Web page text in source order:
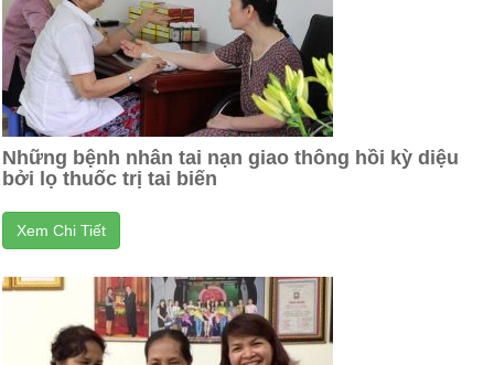
Những bệnh nhân tai nạn giao thông hồi kỳ diệu
bởi lọ thuốc trị tai biến
Xem Chi Tiết